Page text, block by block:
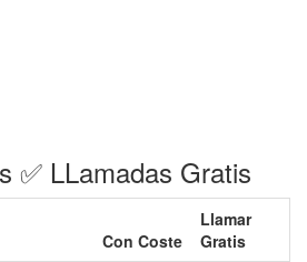
✅ LLamadas Gratis
Con Coste
Llamar
Gratis